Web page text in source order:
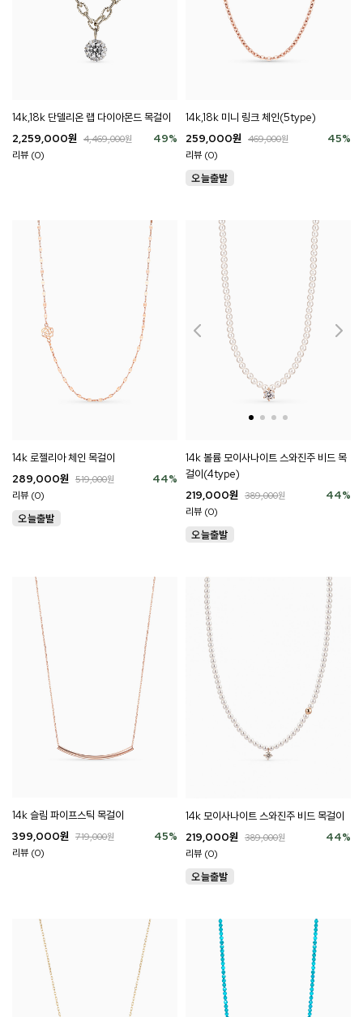
14k,18k 단델리온 랩 다이아몬드 목걸이
49%
2,259,000원 4,469,000원
리뷰 (0)
14k,18k 미니 링크 체인(5type)
45%
259,000원 469,000원
리뷰 (0)
14k 로젤리아 체인 목걸이
44%
289,000원 519,000원
리뷰 (0)
14k 볼륨 모이사나이트 스와진주 비드 목
걸이(4type)
44%
219,000원 389,000원
리뷰 (0)
14k 슬림 파이프스틱 목걸이
45%
399,000원 719,000원
리뷰 (0)
14k 모이사나이트 스와진주 비드 목걸이
44%
219,000원 389,000원
리뷰 (0)